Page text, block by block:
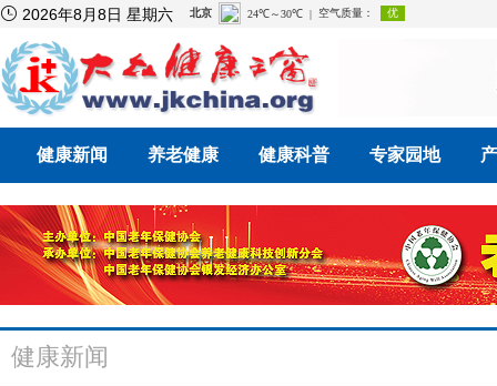
 2026年8月8日 星期六
健康新闻 养老健康 健康科普 专家园地
健康新闻